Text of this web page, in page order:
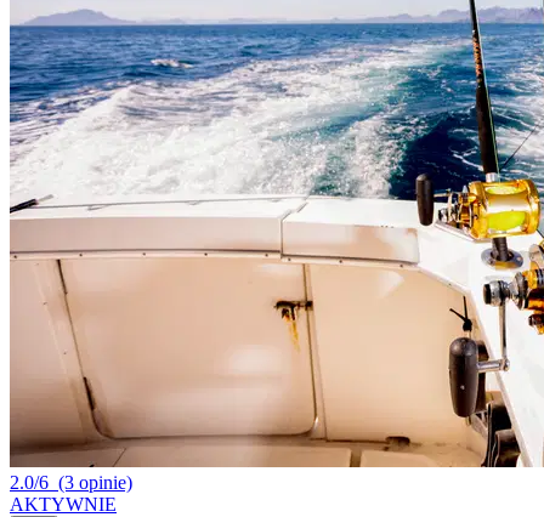
2.0/6 (3 opinie)
AKTYWNIE